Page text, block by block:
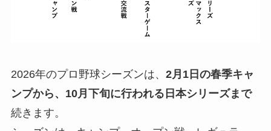
2026年のプロ野球シーズンは、 2月1日の春季キャ
ンプから、10月下旬に行われる日本シリーズまで
続きます。